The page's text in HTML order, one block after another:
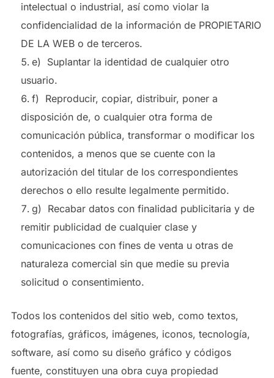
intelectual o industrial, así como violar la
confidencialidad de la información de PROPIETARIO
DE LA WEB o de terceros.
e) Suplantar la identidad de cualquier otro
usuario.
f) Reproducir, copiar, distribuir, poner a
disposición de, o cualquier otra forma de
comunicación pública, transformar o modificar los
contenidos, a menos que se cuente con la
autorización del titular de los correspondientes
derechos o ello resulte legalmente permitido.
g) Recabar datos con finalidad publicitaria y de
remitir publicidad de cualquier clase y
comunicaciones con fines de venta u otras de
naturaleza comercial sin que medie su previa
solicitud o consentimiento.
Todos los contenidos del sitio web, como textos,
fotografías, gráficos, imágenes, iconos, tecnología,
software, así como su diseño gráfico y códigos
fuente, constituyen una obra cuya propiedad